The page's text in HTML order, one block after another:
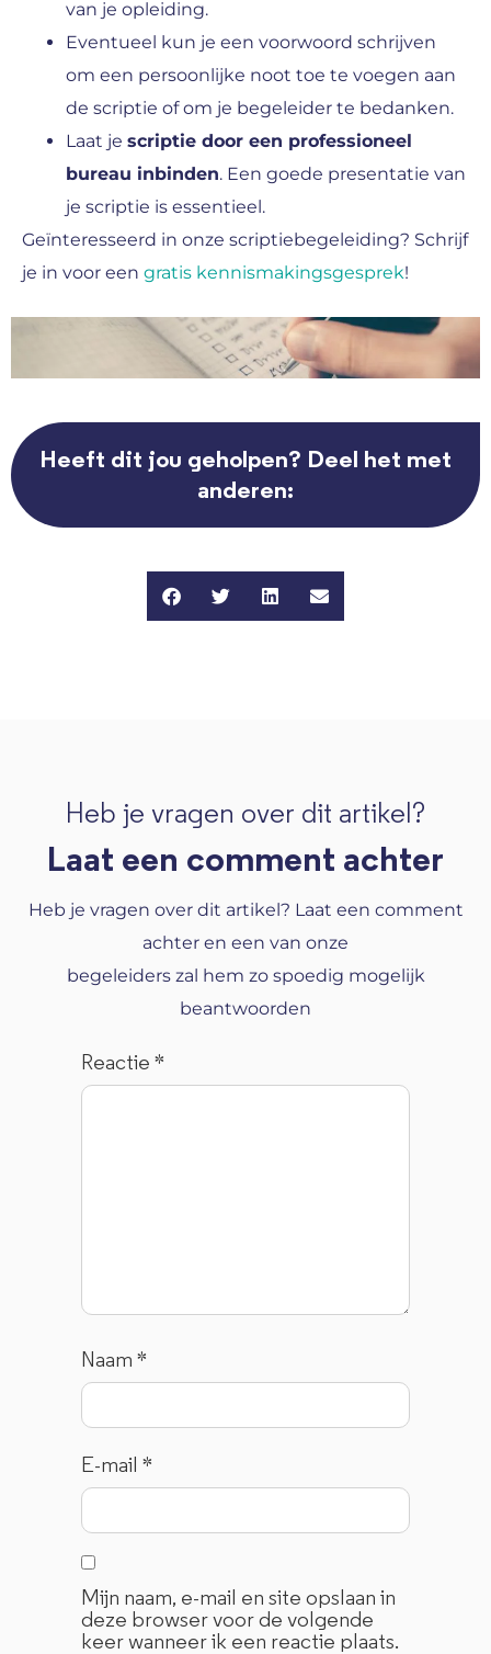
van je opleiding.
Eventueel kun je een voorwoord schrijven
om een persoonlijke noot toe te voegen aan
de scriptie of om je begeleider te bedanken.
Laat je scriptie door een professioneel
bureau inbinden. Een goede presentatie van
je scriptie is essentieel.
Geïnteresseerd in onze scriptiebegeleiding? Schrijf
je in voor een gratis kennismakingsgesprek!
Heeft dit jou geholpen? Deel het met
anderen:
Heb je vragen over dit artikel?
Laat een comment achter
Heb je vragen over dit artikel? Laat een comment
achter en een van onze
begeleiders zal hem zo spoedig mogelijk
beantwoorden
Reactie*
Naam*
E-mail*
Mijn naam, e-mail en site opslaan in
deze browser voor de volgende
keer wanneer ik een reactie plaats.